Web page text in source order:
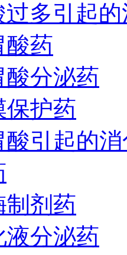
过多引起
酸药
酸分泌药
保护药
酸引起的
制剂药
液分泌药